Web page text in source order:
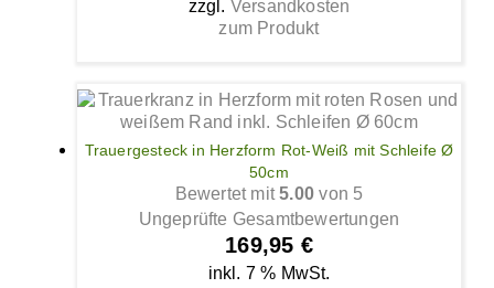
zzgl. Versandkosten
zum Produkt
Trauergesteck in Herzform Rot-Weiß mit Schleife Ø
50cm
Bewertet mit5.00 von 5
Ungeprüfte Gesamtbewertungen
169,95 €
inkl. 7 % MwSt.